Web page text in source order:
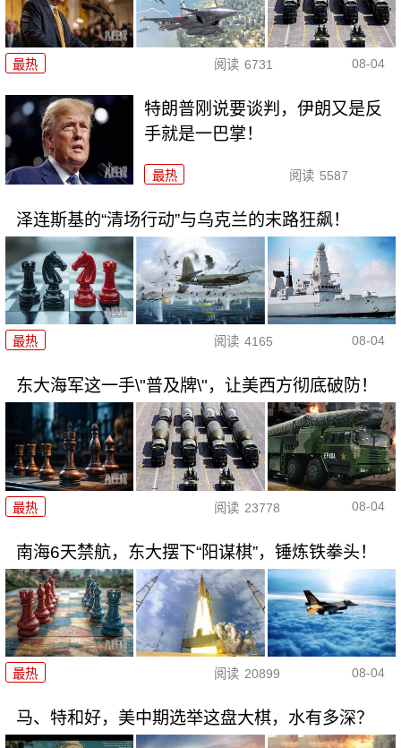
最热 阅读 6731 08-04
特朗普刚说要谈判，伊朗又是反
手就是一巴掌！
最热 阅读 5587
泽连斯基的“清场行动”与乌克兰的末路狂飙！
最热 阅读 4165 08-04
东大海军这一手\"普及牌\"，让美西方彻底破防！
最热 阅读 23778 08-04
南海6天禁航，东大摆下“阳谋棋”，锤炼铁拳头！
最热 阅读 20899 08-04
马、特和好，美中期选举这盘大棋，水有多深？